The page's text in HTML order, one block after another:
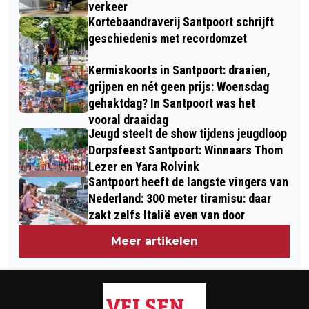
ELKAAR VOOR KIKA
VUURWERK VOOR ALLESBESLISSENDE
VISSERSDERBY
verkeer
Kortebaandraverij Santpoort schrijft
geschiedenis met recordomzet
Kermiskoorts in Santpoort: draaien,
grijpen en nét geen prijs: Woensdag
gehaktdag? In Santpoort was het
vooral draaidag
Jeugd steelt de show tijdens jeugdloop
Dorpsfeest Santpoort: Winnaars Thom
Lezer en Yara Rolvink
Santpoort heeft de langste vingers van
Nederland: 300 meter tiramisu: daar
zakt zelfs Italië even van door
Meer artikelen